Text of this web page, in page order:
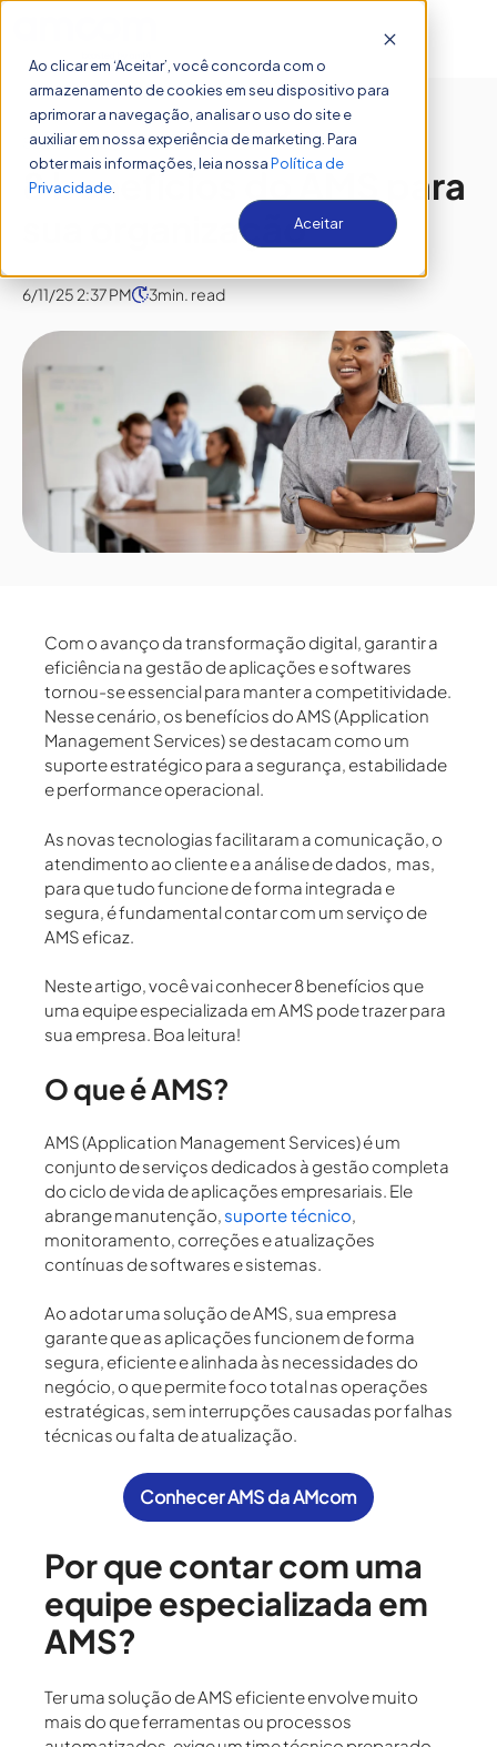
Ao clicar em ‘Aceitar’, você concorda com o
armazenamento de cookies em seu dispositivo para
aprimorar a navegação, analisar o uso do site e
auxiliar em nossa experiência de marketing. Para
obter mais informações, leia nossaPolítica de
Privacidade
Aceitar
SUSTENTAÇÃO DE SISTEMAS,AMS
8 benefícios do AMS para
sua organização
6/11/25 2:37 PM 3min. read
Com o avanço da transformação digital, garantir a
eficiência na gestão de aplicações e softwares
tornou-se essencial para manter a competitividade.
Nesse cenário, os benefícios do AMS (Application
Management Services) se destacam como um
suporte estratégico para a segurança, estabilidade
e performance operacional.
As novas tecnologias facilitaram a comunicação, o
atendimento ao cliente e a análise de dados, mas,
para que tudo funcione de forma integrada e
segura, é fundamental contar com um serviço de
AMS eficaz.
Neste artigo, você vai conhecer8 benefícios que
uma equipe especializada em AMS pode trazer para
sua empresa. Boa leitura!
O que é AMS?
AMS (Application Management Services)é um
conjunto de serviços dedicados à gestão completa
do ciclo de vida de aplicações empresariais. Ele
abrange manutenção,suporte técnico,
monitoramento, correções e atualizações
contínuas de softwares e sistemas.
Ao adotar uma solução de AMS, sua empresa
garante que as aplicações funcionem de forma
segura, eficiente e alinhada às necessidades do
negócio, o que permite foco total nas operações
estratégicas, sem interrupções causadas por falhas
técnicas ou falta de atualização.
Conhecer AMS da AMcom
Por que contar com uma
equipe especializada em
AMS?
Ter uma solução deAMS eficiente envolve muito
mais do que ferramentas ou processos